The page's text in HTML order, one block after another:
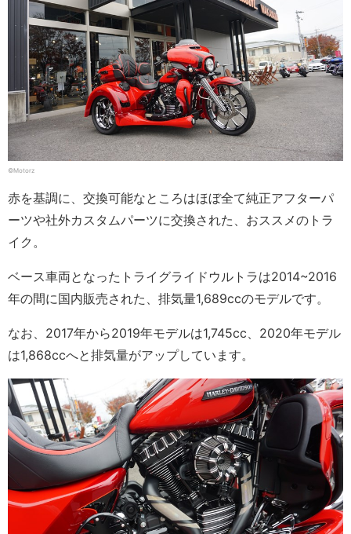
©Motorz
赤を基調に、交換可能なところはほぼ全て純正アフターパ
ーツや社外カスタムパーツに交換された、おススメのトラ
イク。
ベース車両となったトライグライドウルトラは2014~2016
年の間に国内販売された、排気量1,689ccのモデルです。
なお、2017年から2019年モデルは1,745cc、2020年モデル
は1,868ccへと排気量がアップしています。